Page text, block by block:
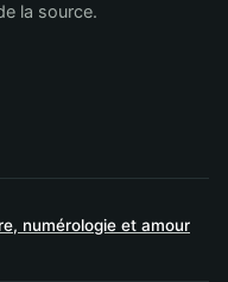
la source.
numérologie et amour